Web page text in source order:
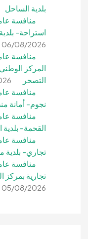
بلدية الساحل
منافسة
استراحة-
06/08/2026
منافسة
المركز
التصحر
نجوم- أمانة
منافسة
القحمة-
منافسة
تجاري- بلدية
منافسة
تجارية بمركز
05/08/2026